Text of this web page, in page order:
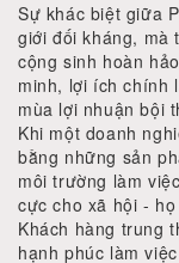
Sự khác biệt giữa
giới đối kháng, mà
cộng sinh hoàn
minh, lợi ích chính
mùa lợi nhuận bội
Khi một doanh
bằng những sản
môi trường làm
cực cho xã hội -
Khách hàng trung
hạnh phúc làm